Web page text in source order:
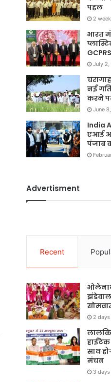
पहल
2
भारत
July 2,
नई
करने
June
India
एआई
पंजाब
Advertisment
Recent
2
साथ
मंचन
3